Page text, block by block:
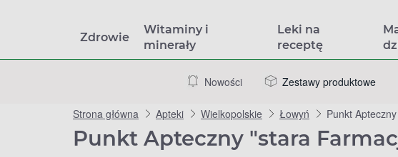
Zdrowie
Witaminy i
minerały
Leki na
receptę
Nowości Zestawy produktowe
Strona główna Apteki Wielkopolskie Łowyń Punkt
Punkt Apteczny "stara